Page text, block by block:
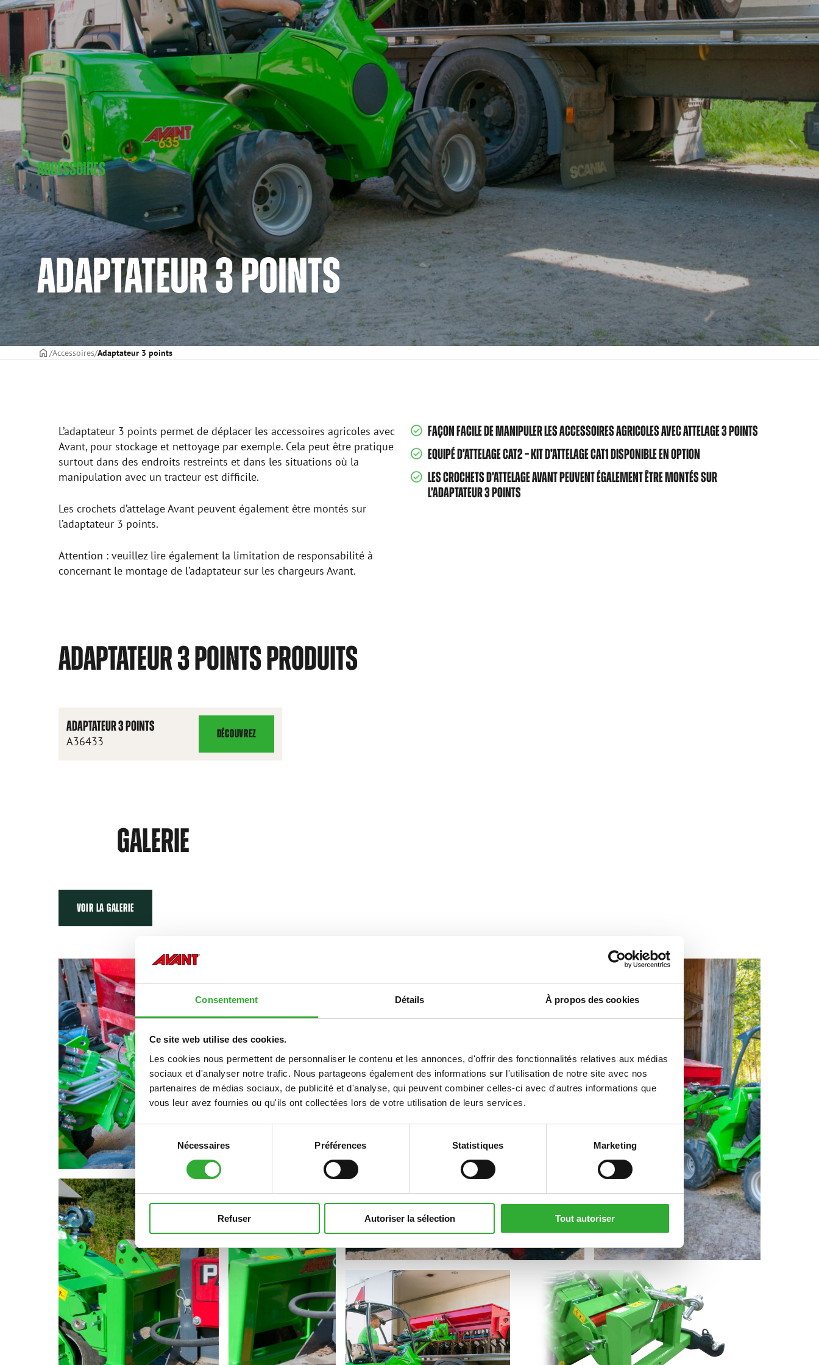
Consentement Détails À propos des cookies
Ce site web utilise des cookies.
Les cookies nous permettent de personnaliser le contenu et les annonces, d'offrir des fonctionnalités relatives aux médias
sociaux et d'analyser notre trafic. Nous partageons également des informations sur l'utilisation de notre site avec nos
partenaires de médias sociaux, de publicité et d'analyse, qui peuvent combiner celles-ci avec d'autres informations que
vous leur avez fournies ou qu'ils ont collectées lors de votre utilisation de leurs services.
du
consentement
Nécessaires Préférences Statistiques Marketing
Refuser Autoriser la sélection Tout autoriser
ACCESSOIRES
ADAPTATEUR 3 POINTS
PAGE DE COUVERTURE
Accessoires Adaptateur 3 points
L’adaptateur 3 points permet de déplacer les accessoires agricoles avec
Avant, pour stockage et nettoyage par exemple. Cela peut être pratique
surtout dans des endroits restreints et dans les situations où la
manipulation avec un tracteur est difficile.
Les crochets d’attelage Avant peuvent également être montés sur
l’adaptateur 3 points.
Attention : veuillez lire également la limitation de responsabilité à
concernant le montage de l’adaptateur sur les chargeurs Avant.
FAÇON FACILE DE MANIPULER LES ACCESSOIRES AGRICOLES AVEC ATTELAGE 3 POINTS
EQUIPÉ D’ATTELAGE CAT2 – KIT D’ATTELAGE CAT1 DISPONIBLE EN OPTION
LES CROCHETS D’ATTELAGE AVANT PEUVENT ÉGALEMENT ÊTRE MONTÉS SUR
L’ADAPTATEUR 3 POINTS
ADAPTATEUR 3 POINTS PRODUITS
ADAPTATEUR 3 POINTS
A36433
DÉCOUVREZ
ADAPTATEUR
3
GALERIE
VOIR LA GALERIE